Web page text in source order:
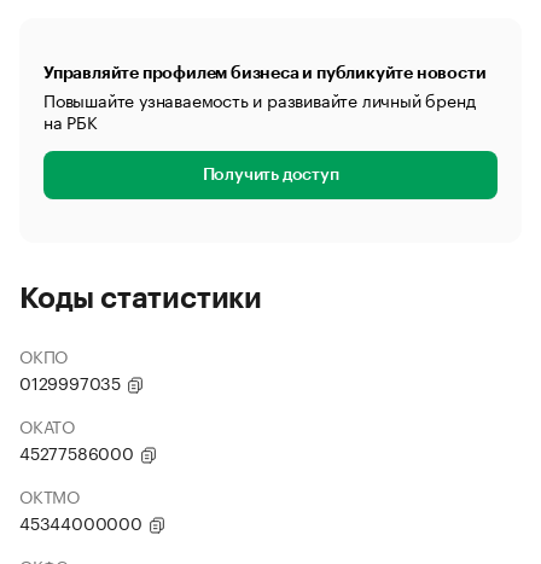
Управляйте профилем бизнеса и публикуйте новости
Повышайте узнаваемость и развивайте личный бренд
на РБК
Получить доступ
Коды статистики
ОКПО
0129997035
ОКАТО
45277586000
ОКТМО
45344000000